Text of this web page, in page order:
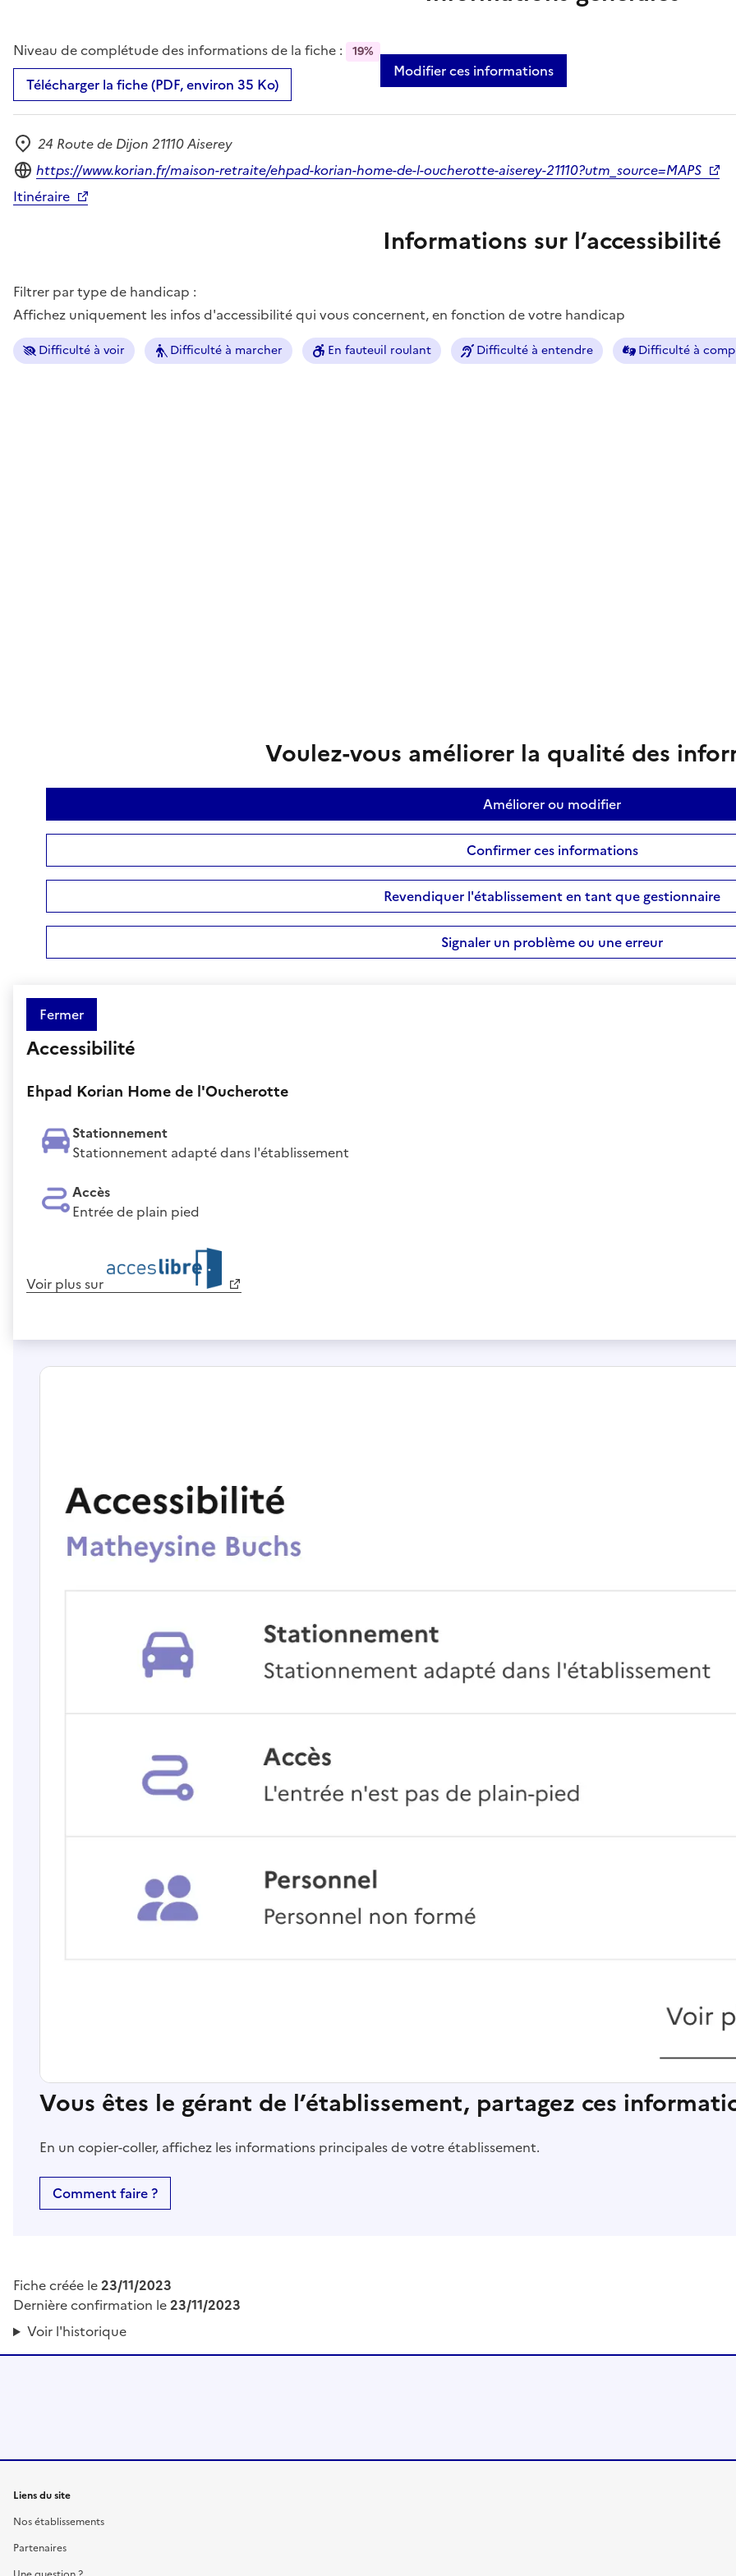
Niveau de complétude des informations de la fiche : 19%
Télécharger la fiche (PDF, environ 35 Ko)
Modifier ces informations
Adresse
24 Route de Dijon 21110 Aiserey
Site internet
https://www.korian.fr/maison-retraite/ehpad-korian-home-de-l-oucherotte-aiserey-21110?utm_source=MAPS
Itinéraire
Informations sur l’accessibilité
Filtrer par type de handicap :
Affichez uniquement les infos d'accessibilité qui vous concernent, en fonction de votre handicap
Difficulté à voir Difficulté à marcher En fauteuil roulant Difficulté à entendre Difficulté à
Voulez-vous améliorer la qualité des
Améliorer ou modifier
Confirmer ces informations
Revendiquer l'établissement en tant que gestionnaire
Signaler un problème ou une erreur
Fermer
Accessibilité
Ehpad Korian Home de l'Oucherotte
Stationnement
Stationnement adapté dans l'établissement
Accès
Entrée de plain pied
Voir plus sur
Vous êtes le gérant de l’établissement, partagez ces
En un copier-coller, affichez les informations principales de votre établissement.
Comment faire ?
Fiche créée le23/11/2023
Dernière confirmation le23/11/2023
Voir l'historique
Liens du site
Nos établissements
Partenaires